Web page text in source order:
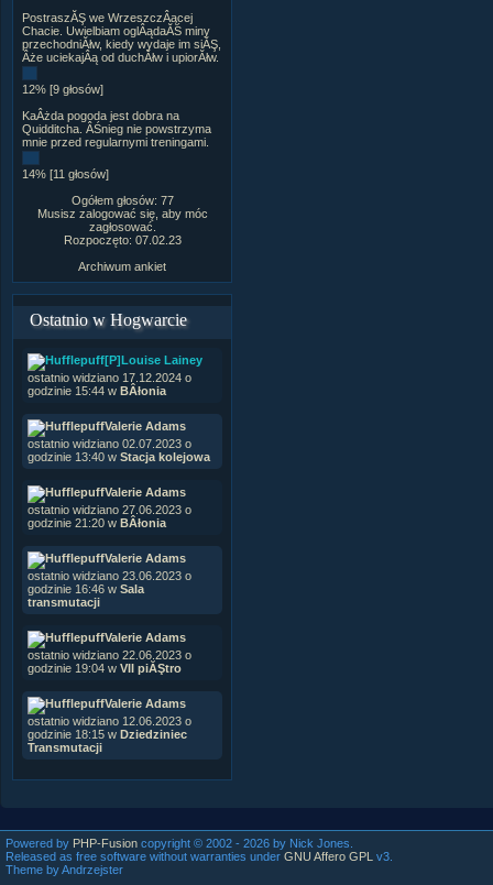
PostraszĂŞ we WrzeszczÂącej
Chacie. Uwielbiam oglÂądaĂŚ miny
przechodniĂłw, kiedy wydaje im siĂŞ,
Âże uciekajÂą od duchĂłw i upiorĂłw.
12% [9 głosów]
KaÂżda pogoda jest dobra na
Quidditcha. ÂŚnieg nie powstrzyma
mnie przed regularnymi treningami.
14% [11 głosów]
Ogółem głosów: 77
Musisz zalogować się, aby móc
zagłosować.
Rozpoczęto: 07.02.23
Archiwum ankiet
Ostatnio w Hogwarcie
[P]Louise Lainey
ostatnio widziano 17.12.2024 o
godzinie 15:44 w BÂłonia
Valerie Adams
ostatnio widziano 02.07.2023 o
godzinie 13:40 w Stacja kolejowa
Valerie Adams
ostatnio widziano 27.06.2023 o
godzinie 21:20 w BÂłonia
Valerie Adams
ostatnio widziano 23.06.2023 o
godzinie 16:46 w Sala
transmutacji
Valerie Adams
ostatnio widziano 22.06.2023 o
godzinie 19:04 w VII piĂŞtro
Valerie Adams
ostatnio widziano 12.06.2023 o
godzinie 18:15 w Dziedziniec
Transmutacji
Powered by PHP-Fusion copyright © 2002 - 2026 by Nick Jones.
Released as free software without warranties under GNU Affero GPL
v3.
Theme by Andrzejster